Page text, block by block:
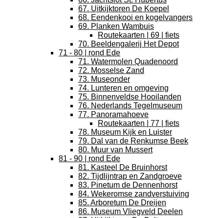
67. Uitkijktoren De Koepel
68. Eendenkooi en kogelvangers
69. Planken Wambuis
Routekaarten | 69 | fiets
70. Beeldengalerij Het Depot
71 - 80 | rond Ede
71. Watermolen Quadenoord
72. Mosselse Zand
73. Museonder
74. Lunteren en omgeving
75. Binnenveldse Hooilanden
76. Nederlands Tegelmuseum
77. Panoramahoeve
Routekaarten | 77 | fiets
78. Museum Kijk en Luister
79. Dal van de Renkumse Beek
80. Muur van Mussert
81 - 90 | rond Ede
81. Kasteel De Bruinhorst
82. Tijdlijntrap en Zandgroeve
83. Pinetum de Dennenhorst
84. Wekeromse zandverstuiving
85. Arboretum De Dreijen
86. Museum Vliegveld Deelen